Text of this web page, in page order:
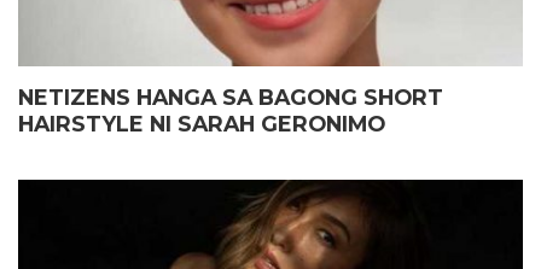
NETIZENS HANGA SA BAGONG SHORT
HAIRSTYLE NI SARAH GERONIMO